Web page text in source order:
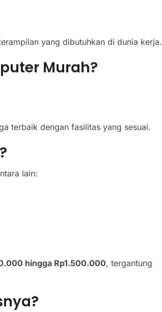
yang dibutuhkan di dunia kerja.
Murah?
terbaik dengan fasilitas yang sesuai.
lain:
hingga Rp1.500.000, tergantung